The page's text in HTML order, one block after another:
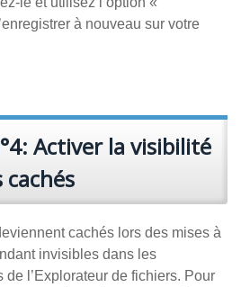
à nouveau sur votre
Activer la visibilité
cachés lors des mises à
invisibles dans les
de l’Explorateur de fichiers. Pour